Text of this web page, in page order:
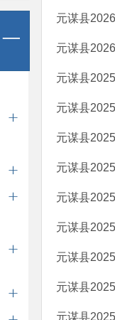
元谋县
元谋县
元谋县
元谋县
元谋县
元谋县
元谋县
元谋县
元谋县
元谋县
元谋县